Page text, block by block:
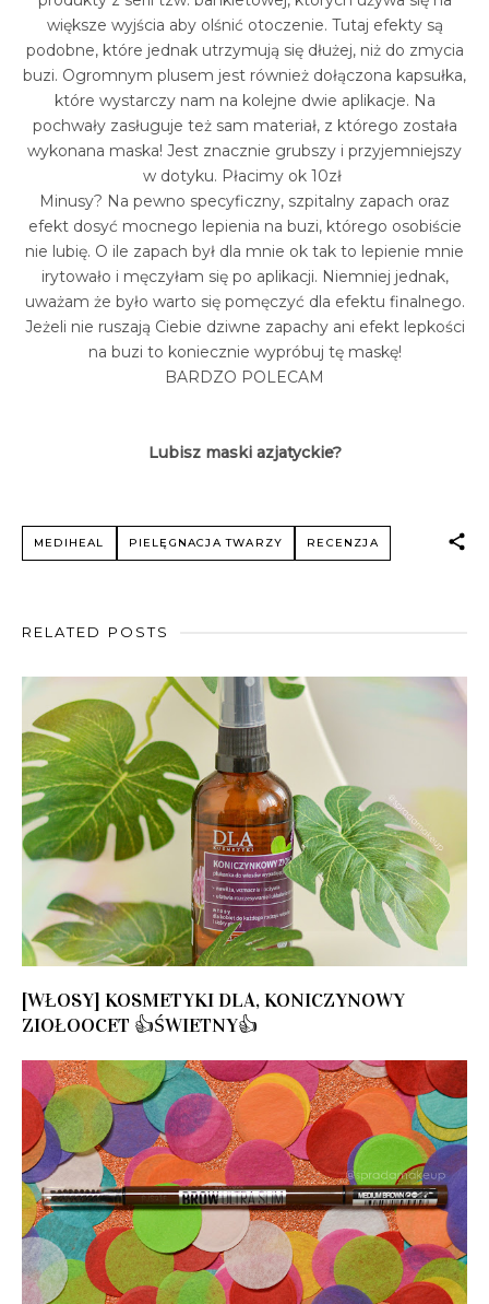
większe wyjścia aby olśnić otoczenie. Tutaj efekty są
podobne, które jednak utrzymują się dłużej, niż do zmycia
buzi. Ogromnym plusem jest również dołączona kapsułka,
które wystarczy nam na kolejne dwie aplikacje. Na
pochwały zasługuje też sam materiał, z którego została
wykonana maska! Jest znacznie grubszy i przyjemniejszy
w dotyku. Płacimy ok 10zł
Minusy? Na pewno specyficzny, szpitalny zapach oraz
efekt dosyć mocnego lepienia na buzi, którego osobiście
nie lubię. O ile zapach był dla mnie ok tak to lepienie mnie
irytowało i męczyłam się po aplikacji. Niemniej jednak,
uważam że było warto się pomęczyć dla efektu finalnego.
Jeżeli nie ruszają Ciebie dziwne zapachy ani efekt lepkości
na buzi to koniecznie wypróbuj tę maskę!
BARDZO POLECAM
Lubisz maski azjatyckie?
MEDIHEAL PIELĘGNACJA TWARZY RECENZJA
RELATED POSTS
[WŁOSY] KOSMETYKI DLA, KONICZYNOWY
ZIOŁOOCET 👍ŚWIETNY👍